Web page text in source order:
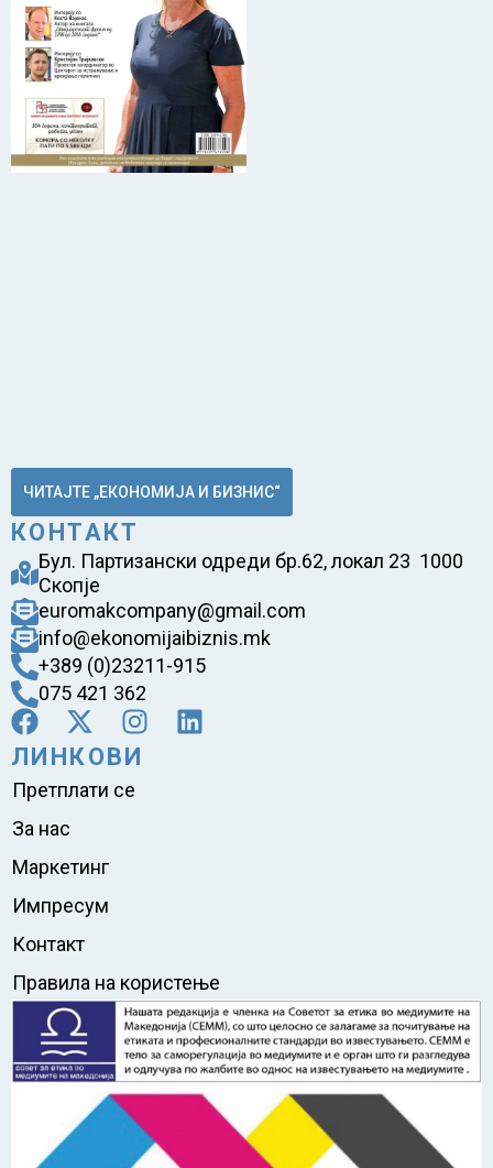
ЧИТАЈТЕ „ЕКОНОМИЈА И БИЗНИС“
КОНТАКТ
Бул. Партизански одреди бр.62, локал 23 1000
Скопје
euromakcompany@gmail.com
info@ekonomijaibiznis.mk
+389 (0)23211-915
075 421 362
ЛИНКОВИ
Претплати се
За нас
Маркетинг
Импресум
Контакт
Правила на користење